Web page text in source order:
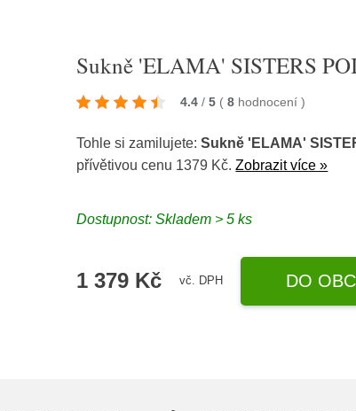
Sukně 'ELAMA' SISTERS
4.4 / 5 ( 8 hodnocení)
Tohle si zamilujete:Sukně 'ELAMA'
přívětivou cenu 1379 Kč.Zobrazit více »
Dostupnost: Skladem > 5 ks
1 379 Kč vč. DPH DO